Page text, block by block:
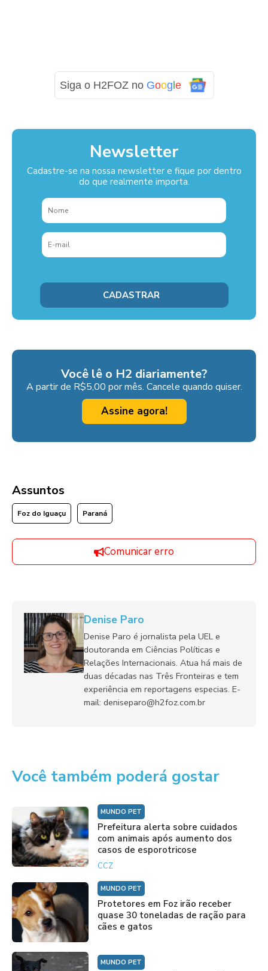
Siga o H2FOZ no Google
Newsletter
Cadastre-se na nossa newsletter e fique por dentro
do que realmente importa.
Você lê o H2 diariamente?
A partir de R$5,00 por mês. Cancele quando quiser.
Assine agora!
Assuntos
Foz do Iguaçu Paraná
Comunicar erro
Denise Paro
Denise Paro é jornalista pela UEL e
doutoranda em Ciências Políticas e
Relações Internacionais. Atua há mais de
duas décadas nas Três Fronteiras e tem
experiência em reportagens especias. E-
mail: deniseparo@h2foz.com.br
Você também poderá gostar
MUNDO PET
Prefeitura alerta sobre cuidados
com animais após aumento dos
casos de esporotricose
CCZ
MUNDO PET
Protetores em Foz irão receber
quase 30 toneladas de ração para
cães e gatos
MUNDO PET